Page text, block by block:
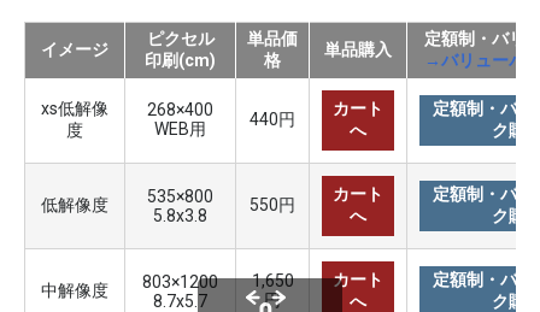
イメージ
ピクセル
印刷(cm)
単品価
格
単品購入
定額制・バリ
→バリューパ
xs低解像
度
268×400
WEB用
440円
カート
へ
定額制・バリ
ク購
低解像度
535×800
5.8x3.8
550円
カート
へ
定額制・バリ
ク購
中解像度
803×1200
8.7x5.7
1,650
円
カート
へ
定額制・バリ
ク購